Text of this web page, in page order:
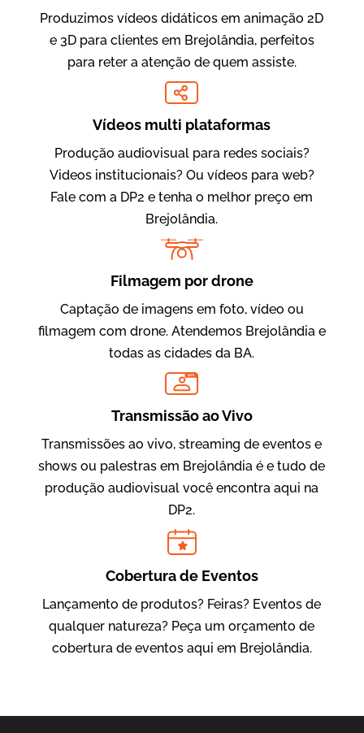
Amigo Edu
Evolucional
Vídeos para Treinamentos
IBCC
Vídeo Institucional
Produzimos vídeos didáticos em animação 2D
e 3D para clientes em Brejolândia, perfeitos
para reter a atenção de quem assiste.
Vídeos multi plataformas
Produção audiovisual para redes sociais?
Videos institucionais? Ou vídeos para web?
Fale com a DP2 e tenha o melhor preço em
Brejolândia.
Filmagem por drone
Captação de imagens em foto, vídeo ou
filmagem com drone. Atendemos Brejolândia e
todas as cidades da BA.
LIVE
Transmissão ao Vivo
Transmissões ao vivo, streaming de eventos e
shows ou palestras em Brejolândia é e tudo de
produção audiovisual você encontra aqui na
DP2.
Cobertura de Eventos
Lançamento de produtos? Feiras? Eventos de
qualquer natureza? Peça um orçamento de
cobertura de eventos aqui em Brejolândia.